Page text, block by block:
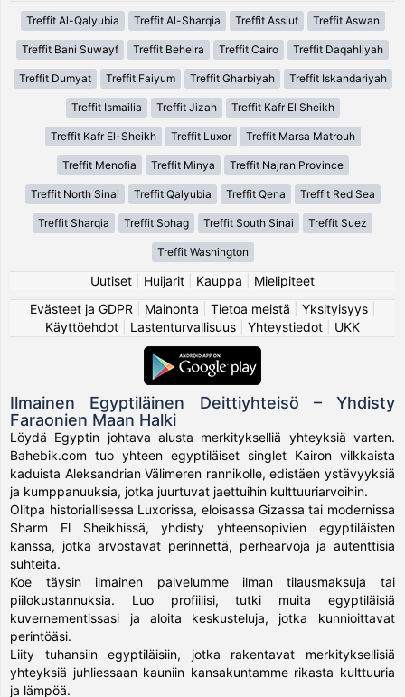
Treffit Al-Qalyubia Treffit Al-Sharqia Treffit Assiut Treffit Aswan
Treffit Bani Suwayf Treffit Beheira Treffit Cairo Treffit Daqahliyah
Treffit Dumyat Treffit Faiyum Treffit Gharbiyah Treffit Iskandariyah
Treffit Ismailia Treffit Jizah Treffit Kafr El Sheikh
Treffit Kafr El-Sheikh Treffit Luxor Treffit Marsa Matrouh
Treffit Menofia Treffit Minya Treffit Najran Province
Treffit North Sinai Treffit Qalyubia Treffit Qena Treffit Red Sea
Treffit Sharqia Treffit Sohag Treffit South Sinai Treffit Suez
Treffit Washington
Uutiset Huijarit Kauppa
Mielipiteet
Evästeet ja GDPR
Mainonta Tietoa meistä Yksityisyys|
Käyttöehdot
Lastenturvallisuus Yhteystiedot UKK
Ilmainen Egyptiläinen Deittiyhteisö – Yhdisty
Faraonien Maan Halki
Löydä Egyptin johtava alusta merkitykselliä yhteyksiä varten.
Bahebik.com tuo yhteen egyptiläiset singlet Kairon vilkkaista
kaduista Aleksandrian Välimeren rannikolle, edistäen ystävyyksiä
ja kumppanuuksia, jotka juurtuvat jaettuihin kulttuuriarvoihin.
Olitpa historiallisessa Luxorissa, eloisassa Gizassa tai modernissa
Sharm El Sheikhissä, yhdisty yhteensopivien egyptiläisten
kanssa, jotka arvostavat perinnettä, perhearvoja ja autenttisia
suhteita.
Koe täysin ilmainen palvelumme ilman tilausmaksuja tai
piilokustannuksia. Luo profiilisi, tutki muita egyptiläisiä
kuvernementissasi ja aloita keskusteluja, jotka kunnioittavat
perintöäsi.
Liity tuhansiin egyptiläisiin, jotka rakentavat merkityksellisiä
yhteyksiä juhliessaan kauniin kansakuntamme rikasta kulttuuria
ja lämpöä.